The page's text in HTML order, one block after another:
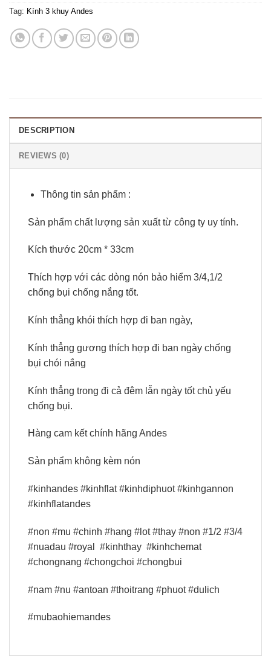
Tag: Kính 3 khuy Andes
DESCRIPTION
REVIEWS (0)
Thông tin sản phẩm :
Sản phẩm chất lượng sản xuất từ công ty uy tính.
Kích thước 20cm * 33cm
Thích hợp với các dòng nón bảo hiểm 3/4,1/2
chống bụi chống nắng tốt.
Kính thẳng khói thích hợp đi ban ngày,
Kính thẳng gương thích hợp đi ban ngày chống
bụi chói nắng
Kính thẳng trong đi cả đêm lẫn ngày tốt chủ yếu
chống bụi.
Hàng cam kết chính hãng Andes
Sản phẩm không kèm nón
#kinhandes #kinhflat #kinhdiphuot #kinhgannon
#kinhflatandes
#non #mu #chinh #hang #lot #thay #non #1/2 #3/4
#nuadau #royal
#kinhthay #kinhchemat
#chongnang #chongchoi #chongbui
#nam #nu #antoan #thoitrang #phuot #dulich
#mubaohiemandes